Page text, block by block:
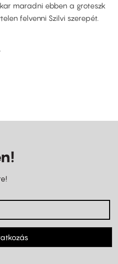
maradni ebben a groteszk
felvenni Szilvi szerepét.